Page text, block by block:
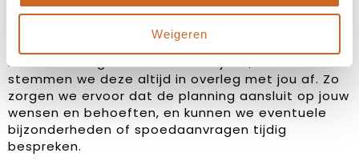
Weigeren
Levertijden in overleg
Bij ons staat klanttevredenheid centraal. Daarom
hanteren we geen vaste levertijden, maar
stemmen we deze altijd in overleg met jou af. Zo
zorgen we ervoor dat de planning aansluit op jouw
wensen en behoeften, en kunnen we eventuele
bijzonderheden of spoedaanvragen tijdig
bespreken.